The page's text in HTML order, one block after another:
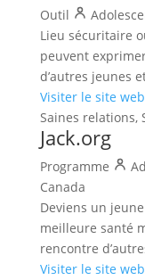
Outil
Lieu sécuritaire
peuvent
d’autres jeunes
Visiter le site
Saines relations,
Jack.org
Programme
Canada
Deviens un
meilleure santé
rencontre
Visiter le site